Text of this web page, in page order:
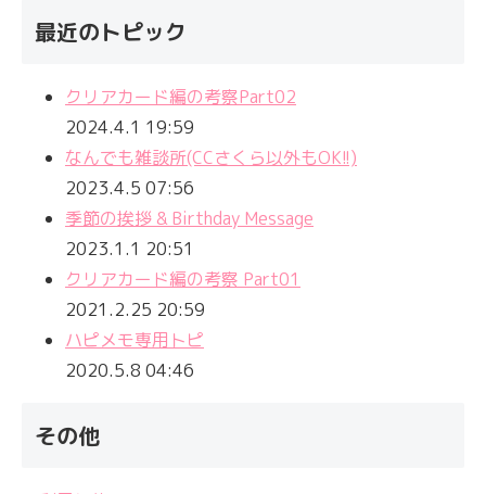
最近のトピック
クリアカード編の考察Part02
2024.4.1 19:59
なんでも雑談所(CCさくら以外もOK!!)
2023.4.5 07:56
季節の挨拶 & Birthday Message
2023.1.1 20:51
クリアカード編の考察 Part01
2021.2.25 20:59
ハピメモ専用トピ
2020.5.8 04:46
その他